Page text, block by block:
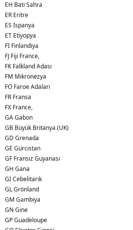
EH Batı Sahra
ER Eritre
ES İspanya
ET Etiyopya
FI Finlandiya
FJ Fiji France,
FK Falkland Adası
FM Mikronezya
FO Faroe Adaları
FR Fransa
FX France,
GA Gabon
GB Büyük Britanya (UK)
GD Grenada
GE Gürcistan
GF Fransız Guyanası
GH Gana
GI Cebelitarık
GL Grönland
GM Gambiya
GN Gine
GP Guadeloupe